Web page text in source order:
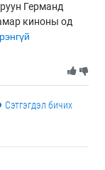
Германд
киноны од
Сэтгэгдэл бичих